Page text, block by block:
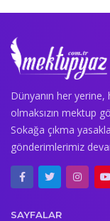
Dünyanın her yerine,
olmaksızın mektup
Sokağa çıkma
gönderimlerimiz
SAYFALAR